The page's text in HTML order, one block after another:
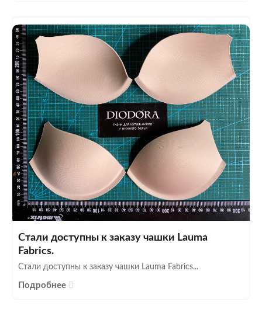
Стали доступны к заказу чашки Lauma
Fabrics.
Стали доступны к заказу чашки Lauma Fabrics...
Подробнее